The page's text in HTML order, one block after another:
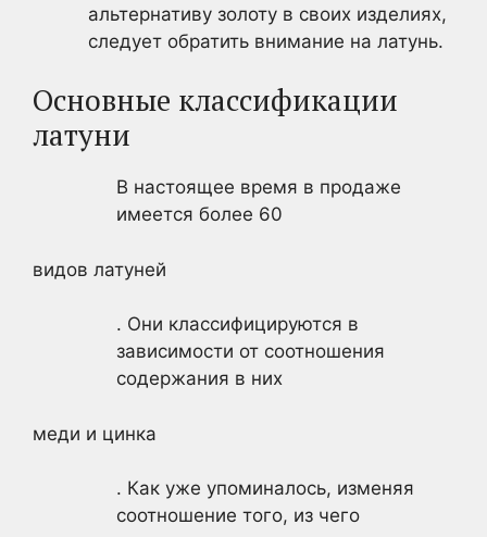
альтернативу золоту в своих изделиях,
следует обратить внимание на латунь.
Основные классификации
латуни
В настоящее время в продаже
имеется более 60
видов латуней
. Они классифицируются в
зависимости от соотношения
содержания в них
меди и цинка
. Как уже упоминалось, изменяя
соотношение того, из чего